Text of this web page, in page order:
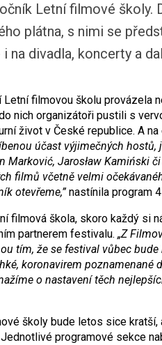
Letní filmové
plátna, s nimi se
na divadla, koncerty a
Letní filmovou školu provázela
nich organizátoři pustili s
život v České republice. A
ou účast výjimečných hostů,
Marković, Jarosław Kamiński
filmů včetně velmi
otevřeme,”nastínila program
filmová škola, skoro každý si
partnerem festivalu. „Z
tím, že se festival vůbec
koronavirem poznamenané
o nastavení těch
školy bude letos sice
programové sekce